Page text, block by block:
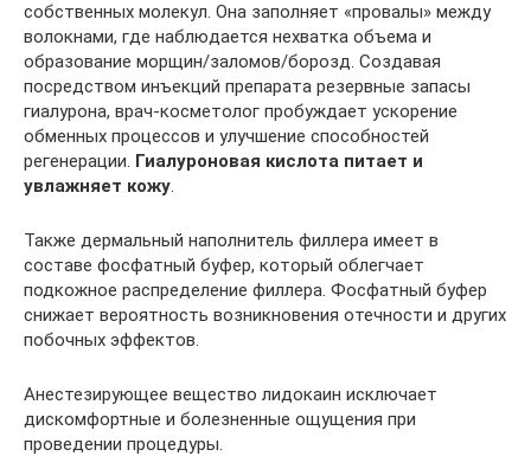
собственных молекул. Она заполняет «провалы» между
волокнами, где наблюдается нехватка объема и
образование морщин/заломов/борозд. Создавая
посредством инъекций препарата резервные запасы
гиалурона, врач-косметолог пробуждает ускорение
обменных процессов и улучшение способностей
регенерации. Гиалуроновая кислота питает и
увлажняет кожу.
Также дермальный наполнитель филлера имеет в
составе фосфатный буфер, который облегчает
подкожное распределение филлера. Фосфатный буфер
снижает вероятность возникновения отечности и других
побочных эффектов.
Анестезирующее вещество лидокаин исключает
дискомфортные и болезненные ощущения при
проведении процедуры.